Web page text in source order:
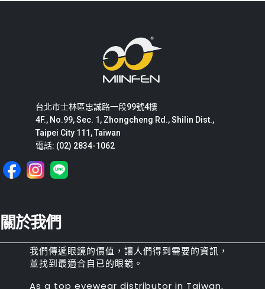
台北市士林區忠誠路一段99號4樓
4F., No.99, Sec. 1, Zhongcheng Rd., Shilin Dist.,
Taipei City 111, Taiwan
電話: (02) 2834-1062
關於我們
我們傳遞眼鏡的價值，讓人們得到需要的資訊，
並找到最適合自已的眼鏡。
As a top eyewear distributor in Taiwan,